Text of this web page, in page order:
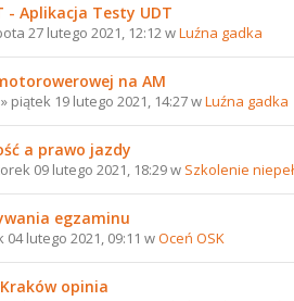
- Aplikacja Testy UDT
27 lutego 2021, 12:12 wLuźna gadka
na AM
» piątek 19 lutego 2021, 14:27 wLuźna gadka
a prawo jazdy
09 lutego 2021, 18:29 w Szkolenie
egzaminu
04 lutego 2021, 09:11 wOceń OSK
Kraków opinia